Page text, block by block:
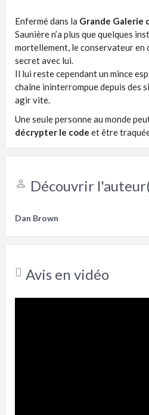
Enfermé dans la Grande Galerie
Saunière n’a plus que quelques
mortellement, le conservateur en
secret avec lui.
Il lui reste cependant un mince
chaîne ininterrompue depuis des
agir vite.
Une seule personne au monde
décrypter le code et être
Découvrir
Dan Brown
Avis en vidéo